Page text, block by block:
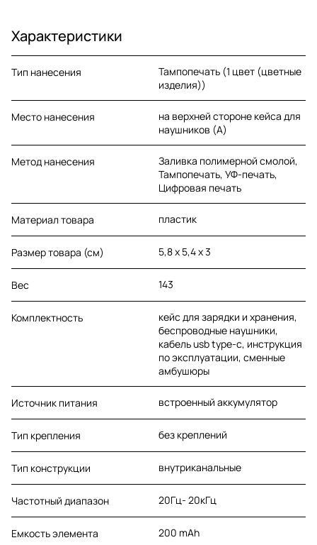
Характеристики
Тип нанесения
Тампопечать (1 цвет (цветные
изделия))
Место нанесения
на верхней стороне кейса для
наушников (A)
Метод нанесения
Заливка полимерной смолой,
Тампопечать, УФ-печать,
Цифровая печать
Материал товара пластик
Размер товара (см) 5,8 х 5,4 х 3
Вес 143
Комплектность
кейс для зарядки и хранения,
беспроводные наушники,
кабель usb type-c, инструкция
по эксплуатации, сменные
амбушюры
Источник питания встроенный аккумулятор
Тип крепления без креплений
Тип конструкции внутриканальные
Частотный диапазон 20Гц- 20кГц
Емкость элемента 200 mAh